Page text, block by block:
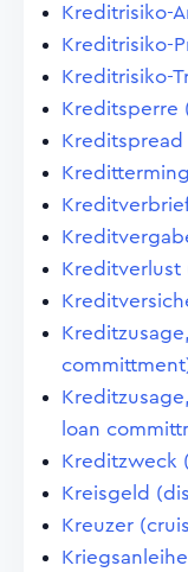
Kreditrisiko-
Kreditrisiko-
Kreditrisiko-
Kreditsperre
Kreditverlust
loan
Kreditzweck
Kreisgeld
Kreuzer